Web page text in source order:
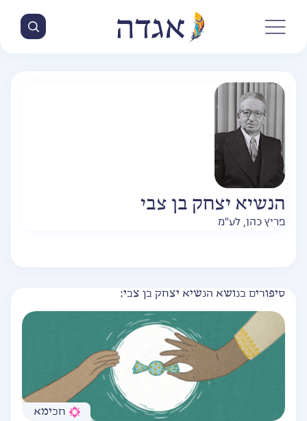
הנשיא יצחק בן צבי
פריץ כהן, לע"מ
סיפורים בנושא הנשיא יצחק בן צבי:
חכימא